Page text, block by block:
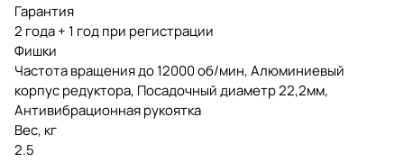
Гарантия
2 года + 1 год при регистрации
Фишки
Частота вращения до 12000 об/мин, Алюминиевый
корпус редуктора, Посадочный диаметр 22,2мм,
Антивибрационная рукоятка
Вес, кг
2.5